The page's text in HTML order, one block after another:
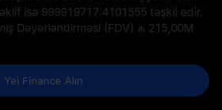
isə 999919717.4101555 təşkil edir.
Dəyərləndirməsi (FDV) ₼ 215,00M
Yei Finance Alın